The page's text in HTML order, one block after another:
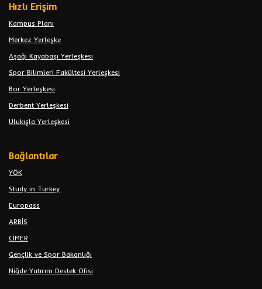
Hızlı Erişim
Kampus Planı
Merkez Yerleşke
Aşağı Kayabaşı Yerleşkesi
Spor Bilimleri Fakültesi Yerleşkesi
Bor Yerleşkesi
Derbent Yerleşkesi
Ulukışla Yerleşkesi
Bağlantılar
YÖK
Study in Turkey
Europass
ARBİS
CİMER
Gençlik ve Spor Bakanlığı
Niğde Yatırım Destek Ofisi